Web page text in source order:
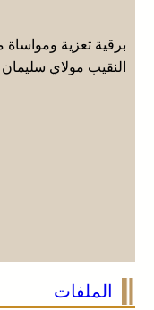
برقية تعزية ومواساة
النقيب مولاي
الملفات